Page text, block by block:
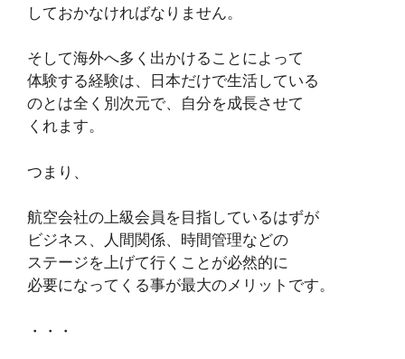
しておかなければなりません。
そして海外へ多く出かけることによって
体験する経験は、日本だけで生活している
のとは全く別次元で、自分を成長させて
くれます。
つまり、
航空会社の上級会員を目指しているはずが
ビジネス、人間関係、時間管理などの
ステージを上げて行くことが必然的に
必要になってくる事が最大のメリットです。
・・・